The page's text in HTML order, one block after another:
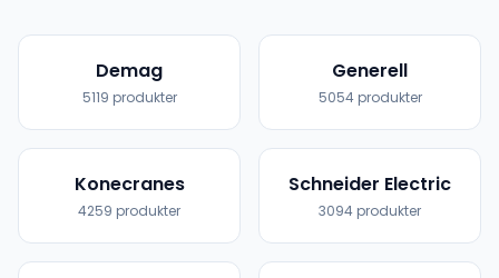
Demag
5119 produkter
Generell
5054produkter
Konecranes
4259 produkter
Schneider Electric
3094 produkter